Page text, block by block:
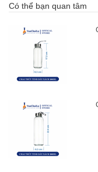
Có thể bạn quan tâm